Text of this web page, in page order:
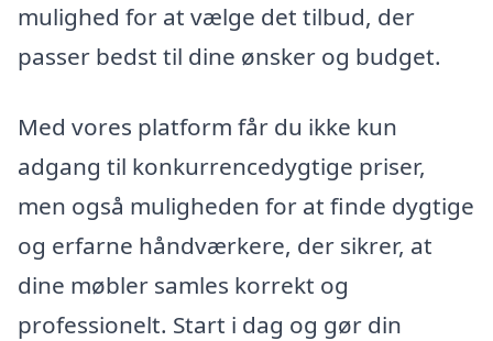
mulighed for at vælge det tilbud, der
passer bedst til dine ønsker og budget.
Med vores platform får du ikke kun
adgang til konkurrencedygtige priser,
men også muligheden for at finde dygtige
og erfarne håndværkere, der sikrer, at
dine møbler samles korrekt og
professionelt. Start i dag og gør din